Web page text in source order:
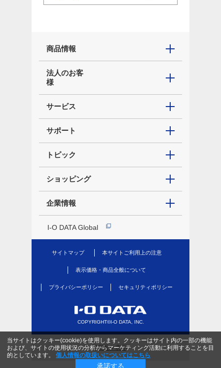
商品情報
法人のお客
様
サービス
サポート
トピック
ショッピング
企業情報
I-O DATA Global
サイトマップ 本サイトご利用上の注意
表示価格・商品全般について
プライバシーポリシー セキュリティポリシー
COPYRIGHT©I-O DATA, INC.
当サイトはクッキー(cookie)を使用します。クッキーはサイト内の一部の機能
および、サイトの使用状況の分析からマーケティング活動に利用することを目
的としています。
個人情報の取扱いについてはこちら
承諾する
PC版を表示